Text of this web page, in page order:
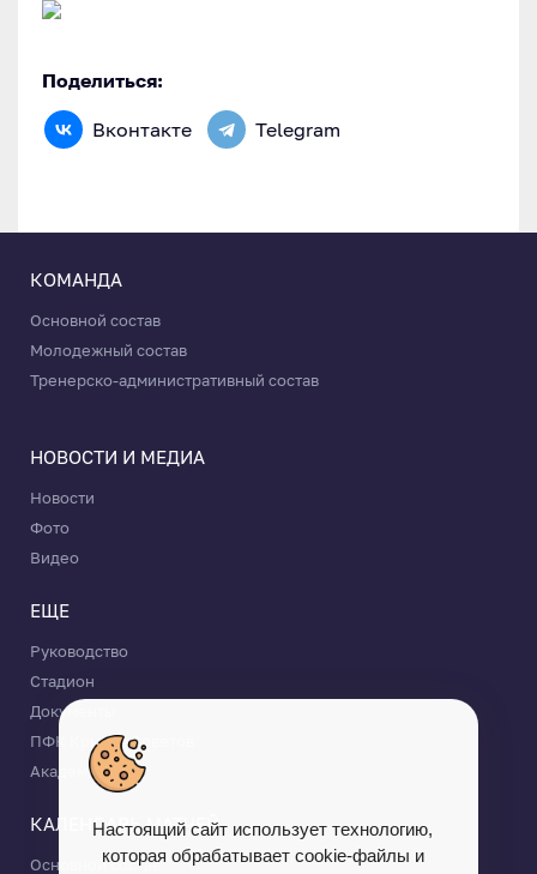
Поделиться:
Вконтакте Telegram
КОМАНДА
Основной состав
Молодежный состав
Тренерско-административный состав
НОВОСТИ И МЕДИА
Новости
Фото
Видео
ЕЩЕ
Руководство
Стадион
Документы
ПФК Крылья Советов
Академия КС
КАЛЕНДАРЬ МАТЧЕЙ
Основной состав
Настоящий сайт использует технологию,
которая обрабатывает cookie-файлы и